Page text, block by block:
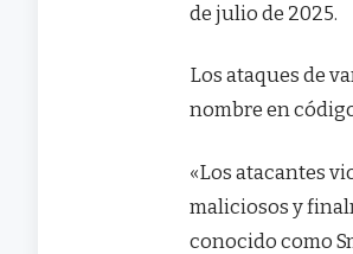
de julio de 2025.
Los ataques de
nombre en
«Los atacantes
maliciosos y
conocido como